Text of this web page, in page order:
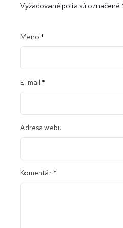
Vyžadované polia sú označené
Komentár *
Meno *
E-mail *
Adresa webu